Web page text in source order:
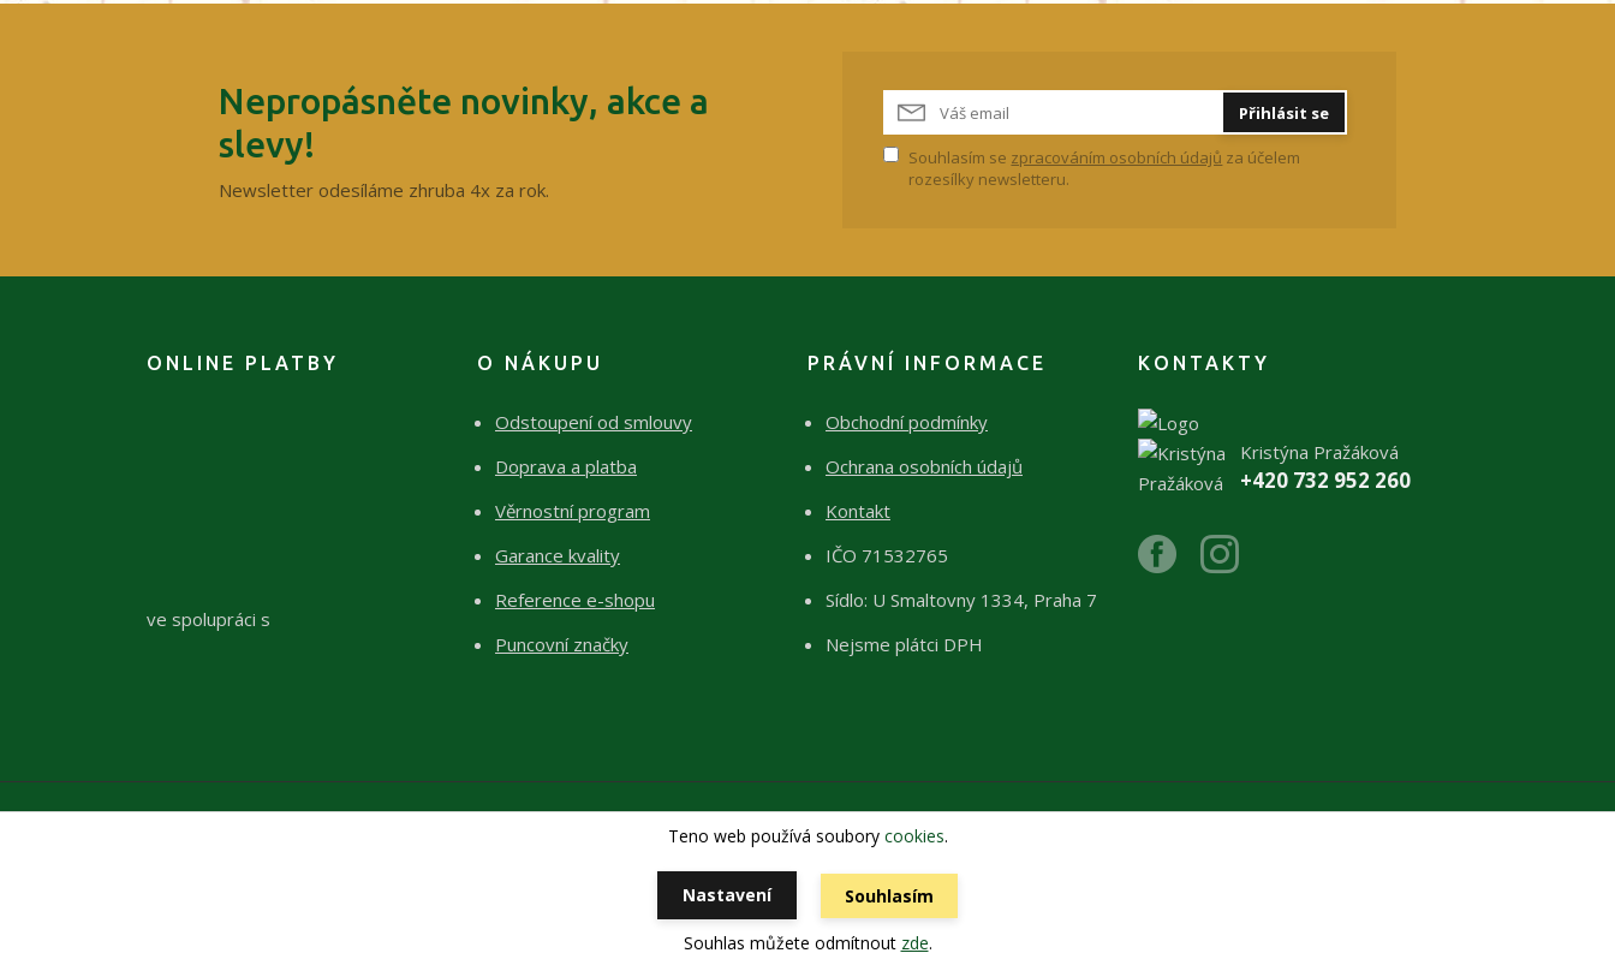
Nepropásněte novinky, akce a
slevy!
Newsletter odesíláme zhruba 4x za rok.
Přihlásit se
Souhlasím se zpracováním osobních údajů za účelem
rozesílky newsletteru.
ONLINE PLATBY
ve spolupráci s
O NÁKUPU
Odstoupení od smlouvy
Doprava a platba
Věrnostní program
Garance kvality
Reference e-shopu
Puncovní značky
PRÁVNÍ INFORMACE
Obchodní podmínky
Ochrana osobních údajů
Kontakt
IČO 71532765
Sídlo: U Smaltovny 1334, Praha 7
Nejsme plátci DPH
KONTAKTY
Kristýna Pražáková
+420 732 952 260
Copyright 2026 © ŽIVÉKAMENY Kristýna Pražáková
Vytvořeno na
Eshop-rychle.cz
Teno web používá soubory cookies.
Nastavení Souhlasím
Souhlas můžete odmítnout zde.